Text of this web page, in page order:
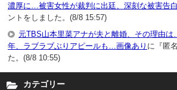
濃厚に…被害女性が裁判に出廷、深刻な被害告白
ントをしました。(8/8 15:57)
元TBS山本里菜アナが夫と離婚、その理由
年、ラブラブぶりアピールも…画像あり に『匿
た。(8/8 10:55)
カテゴリー